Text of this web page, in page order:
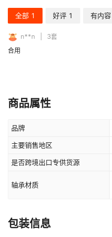
全部 1 好评 1 有内容
n**n 3套
合用
商品属性
品牌
主要销售地区
是否跨境出口专供货源
轴承材质
包装信息